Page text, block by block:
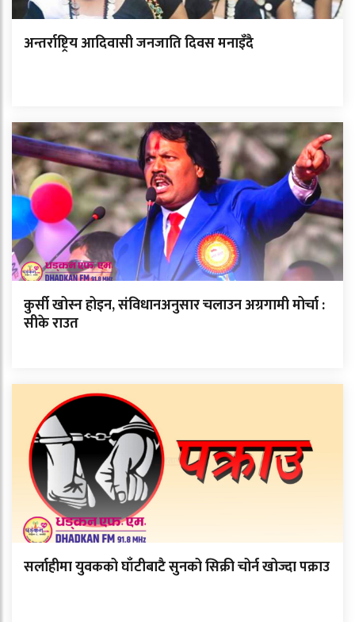
अन्तर्राष्ट्रिय आदिवासी जनजाति दिवस मनाइँदै
कुर्सी खोस्न होइन, संविधानअनुसार चलाउन अग्रगामी मोर्चा :
सीके राउत
सर्लाहीमा युवकको घाँटीबाटै सुनको सिक्री चोर्न खोज्दा पक्राउ